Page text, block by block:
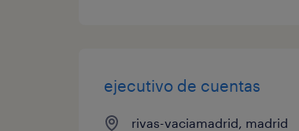
ejecutivo de cuentas
rivas-vaciamadrid, madrid